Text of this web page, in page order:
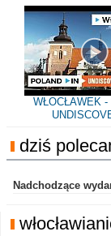
WŁOCŁAWEK -
dziś
Nadchodzące